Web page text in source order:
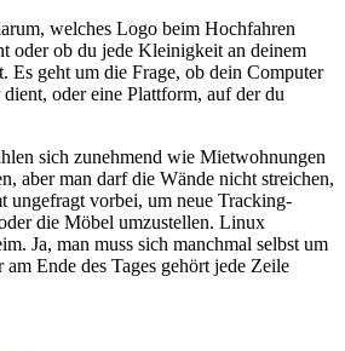
welches Logo beim Hochfahren
oder ob du jede Kleinigkeit an deinem
Es geht um die Frage, ob dein Computer
oder eine Plattform, auf der du
sich zunehmend wie Mietwohnungen
aber man darf die Wände nicht streichen,
ungefragt vorbei, um neue Tracking-
die Möbel umzustellen. Linux
Ja, man muss sich manchmal selbst um
Ende des Tages gehört jede Zeile